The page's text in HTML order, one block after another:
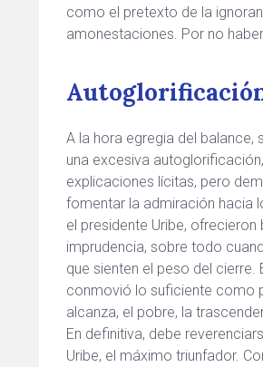
como el pretexto de la
amonestaciones. Por no
A la hora egregia del
una excesiva
explicaciones lícitas, pero
fomentar la admiración hacia
el presidente Uribe,
imprudencia, sobre todo
que sienten el peso del cierre.
conmovió lo suficiente como
alcanza, el pobre, la
En definitiva, debe
Uribe, el máximo triunfador.